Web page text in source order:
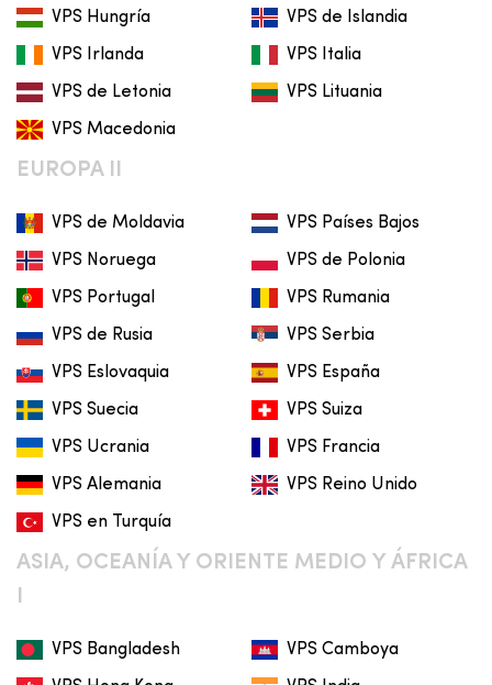
VPS Hungría VPS de Islandia
VPS Irlanda VPS Italia
VPS de Letonia VPS Lituania
VPS Macedonia
EUROPA II
VPS de Moldavia VPS Países Bajos
VPS Noruega VPS de Polonia
VPS Portugal VPS Rumania
VPS de Rusia VPS Serbia
VPS Eslovaquia VPS España
VPS Suecia VPS Suiza
VPS Ucrania VPS Francia
VPS Alemania VPS Reino Unido
VPS en Turquía
ASIA, OCEANÍA Y ORIENTE MEDIO Y ÁFRICA
I
VPS Bangladesh VPS Camboya